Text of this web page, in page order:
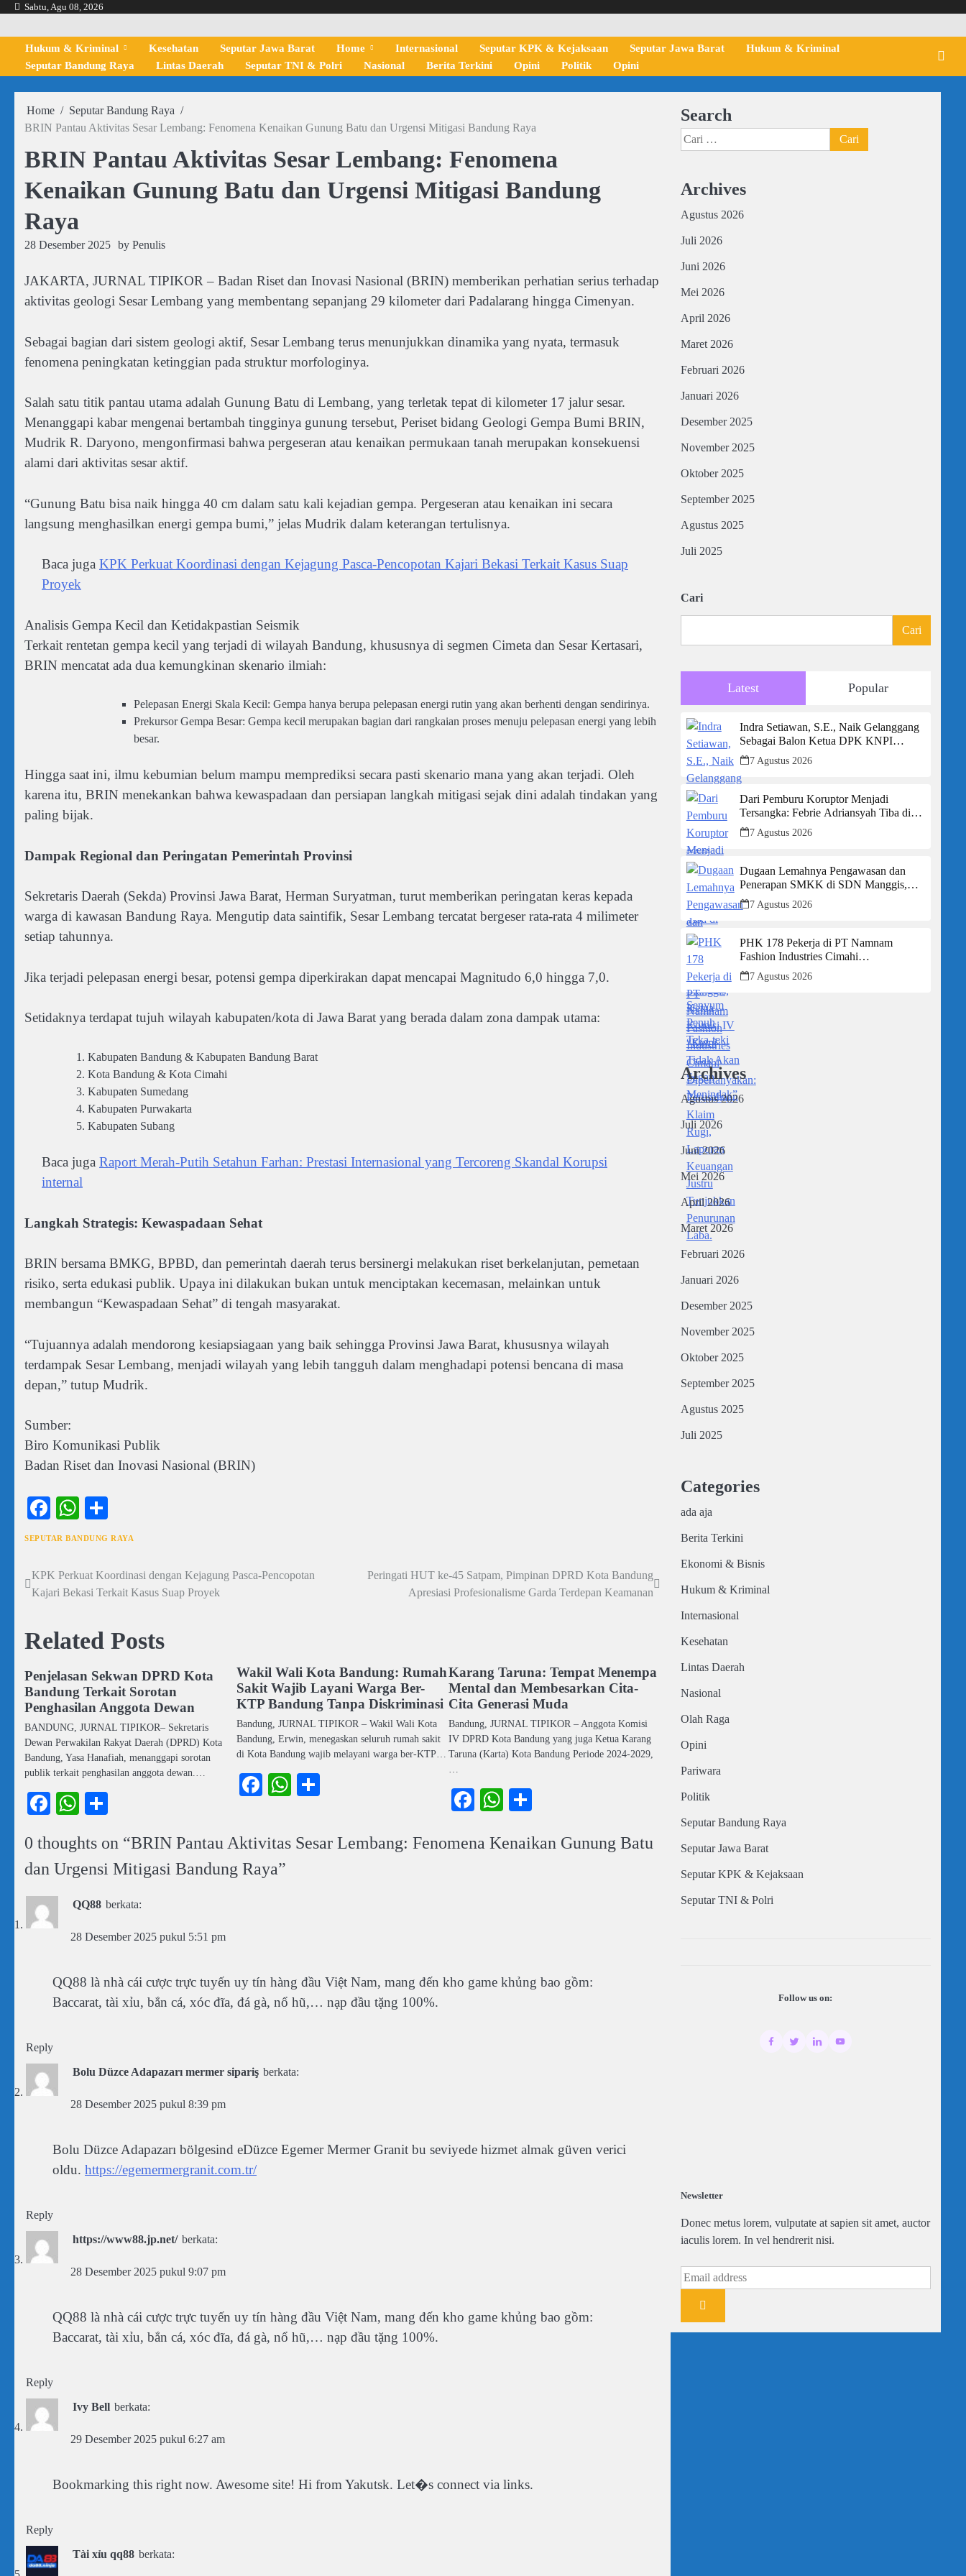
Skip
content
Sabtu, Agu 08, 2026
Hukum & Kriminal Kesehatan Seputar Jawa Barat Home Internasional Seputar KPK & Kejaksaan Seputar Jawa Barat
Hukum & Kriminal
Seputar Bandung Raya
Lintas Daerah Seputar TNI & Polri Nasional Berita Terkini Opini Politik Opini
Home
Seputar Bandung Raya
BRIN Pantau Aktivitas Sesar Lembang: Fenomena Kenaikan Gunung Batu dan Urgensi Mitigasi Bandung Raya
BRIN Pantau Aktivitas Sesar Lembang: Fenomena
Kenaikan Gunung Batu dan Urgensi Mitigasi Bandung
Raya
28 Desember 2025 by Penulis
JAKARTA, JURNAL TIPIKOR – Badan Riset dan Inovasi Nasional (BRIN) memberikan perhatian serius terhadap
aktivitas geologi Sesar Lembang yang membentang sepanjang 29 kilometer dari Padalarang hingga Cimenyan.
Sebagai bagian dari sistem geologi aktif, Sesar Lembang terus menunjukkan dinamika yang nyata, termasuk
fenomena peningkatan ketinggian pada struktur morfologinya.
Salah satu titik pantau utama adalah Gunung Batu di Lembang, yang terletak tepat di kilometer 17 jalur sesar.
Menanggapi kabar mengenai bertambah tingginya gunung tersebut, Periset bidang Geologi Gempa Bumi BRIN,
Mudrik R. Daryono, mengonfirmasi bahwa pergeseran atau kenaikan permukaan tanah merupakan konsekuensi
alami dari aktivitas sesar aktif.
“Gunung Batu bisa naik hingga 40 cm dalam satu kali kejadian gempa. Pergeseran atau kenaikan ini secara
langsung menghasilkan energi gempa bumi,” jelas Mudrik dalam keterangan tertulisnya.
Baca juga KPK Perkuat Koordinasi dengan Kejagung Pasca-Pencopotan Kajari Bekasi Terkait Kasus Suap
Proyek
Analisis Gempa Kecil dan Ketidakpastian Seismik
Terkait rentetan gempa kecil yang terjadi di wilayah Bandung, khususnya di segmen Cimeta dan Sesar Kertasari,
BRIN mencatat ada dua kemungkinan skenario ilmiah:
Pelepasan Energi Skala Kecil: Gempa hanya berupa pelepasan energi rutin yang akan berhenti dengan sendirinya.
Prekursor Gempa Besar: Gempa kecil merupakan bagian dari rangkaian proses menuju pelepasan energi yang lebih
besar.
Hingga saat ini, ilmu kebumian belum mampu memprediksi secara pasti skenario mana yang akan terjadi. Oleh
karena itu, BRIN menekankan bahwa kewaspadaan dan persiapan langkah mitigasi sejak dini adalah tindakan yang
paling bijak.
Dampak Regional dan Peringatan Pemerintah Provinsi
Sekretaris Daerah (Sekda) Provinsi Jawa Barat, Herman Suryatman, turut memberikan peringatan keras kepada
warga di kawasan Bandung Raya. Mengutip data saintifik, Sesar Lembang tercatat bergeser rata-rata 4 milimeter
setiap tahunnya.
Jika terjadi pelepasan energi besar, potensi gempa diperkirakan dapat mencapai Magnitudo 6,0 hingga 7,0.
Setidaknya terdapat tujuh wilayah kabupaten/kota di Jawa Barat yang berada dalam zona dampak utama:
Kabupaten Bandung & Kabupaten Bandung Barat
Kota Bandung & Kota Cimahi
Kabupaten Sumedang
Kabupaten Purwakarta
Kabupaten Subang
Baca juga Raport Merah-Putih Setahun Farhan: Prestasi Internasional yang Tercoreng Skandal Korupsi
internal
Langkah Strategis: Kewaspadaan Sehat
BRIN bersama BMKG, BPBD, dan pemerintah daerah terus bersinergi melakukan riset berkelanjutan, pemetaan
risiko, serta edukasi publik. Upaya ini dilakukan bukan untuk menciptakan kecemasan, melainkan untuk
membangun “Kewaspadaan Sehat” di tengah masyarakat.
“Tujuannya adalah mendorong kesiapsiagaan yang baik sehingga Provinsi Jawa Barat, khususnya wilayah
terdampak Sesar Lembang, menjadi wilayah yang lebih tangguh dalam menghadapi potensi bencana di masa
depan,” tutup Mudrik.
Sumber:
Biro Komunikasi Publik
Badan Riset dan Inovasi Nasional (BRIN)
Facebook
WhatsApp
SEPUTAR BANDUNG RAYA
Navigasi
pos
KPK Perkuat Koordinasi dengan Kejagung Pasca-Pencopotan
Kajari Bekasi Terkait Kasus Suap Proyek
Peringati HUT ke-45 Satpam, Pimpinan DPRD Kota Bandung
Apresiasi Profesionalisme Garda Terdepan Keamanan
Related Posts
Penjelasan Sekwan DPRD Kota
Bandung Terkait Sorotan
Penghasilan Anggota Dewan
BANDUNG, JURNAL TIPIKOR– Sekretaris
Dewan Perwakilan Rakyat Daerah (DPRD) Kota
Bandung, Yasa Hanafiah, menanggapi sorotan
publik terkait penghasilan anggota dewan.…
Facebook
WhatsApp
Wakil Wali Kota Bandung: Rumah
Sakit Wajib Layani Warga Ber-
KTP Bandung Tanpa Diskriminasi
Bandung, JURNAL TIPIKOR – Wakil Wali Kota
Bandung, Erwin, menegaskan seluruh rumah sakit
di Kota Bandung wajib melayani warga ber-KTP…
Facebook
WhatsApp
Karang Taruna: Tempat Menempa
Mental dan Membesarkan Cita-
Cita Generasi Muda
Bandung, JURNAL TIPIKOR – Anggota Komisi
IV DPRD Kota Bandung yang juga Ketua Karang
Taruna (Karta) Kota Bandung Periode 2024-2029,
Facebook
WhatsApp
0 thoughts on “BRIN Pantau Aktivitas Sesar Lembang: Fenomena Kenaikan Gunung Batu
dan Urgensi Mitigasi Bandung Raya”
QQ88 berkata:
28 Desember 2025 pukul 5:51 pm
QQ88 là nhà cái cược trực tuyến uy tín hàng đầu Việt Nam, mang đến kho game khủng bao gồm:
Baccarat, tài xỉu, bắn cá, xóc đĩa, đá gà, nổ hũ,… nạp đầu tặng 100%.
Reply
Bolu Düzce Adapazarı mermer sipariş berkata:
28 Desember 2025 pukul 8:39 pm
Bolu Düzce Adapazarı bölgesind eDüzce Egemer Mermer Granit bu seviyede hizmet almak güven verici
oldu. https://egemermergranit.com.tr/
Reply
https://www88.jp.net/ berkata:
28 Desember 2025 pukul 9:07 pm
QQ88 là nhà cái cược trực tuyến uy tín hàng đầu Việt Nam, mang đến kho game khủng bao gồm:
Baccarat, tài xỉu, bắn cá, xóc đĩa, đá gà, nổ hũ,… nạp đầu tặng 100%.
Reply
Ivy Bell berkata:
29 Desember 2025 pukul 6:27 am
Bookmarking this right now. Awesome site! Hi from Yakutsk. Let�s connect via links.
Reply
Tài xỉu qq88 berkata:
Search
Cari
untuk:
Archives
Agustus 2026
Juli 2026
Juni 2026
Mei 2026
April 2026
Maret 2026
Februari 2026
Januari 2026
Desember 2025
November 2025
Oktober 2025
September 2025
Agustus 2025
Juli 2025
Cari
Cari
Latest Popular
Indra Setiawan, S.E., Naik Gelanggang
Sebagai Balon Ketua DPK KNPI
Kecamatan Ciambar
7 Agustus 2026
Dari Pemburu Koruptor Menjadi
Tersangka: Febrie Adriansyah Tiba di
Kejagung Berborgol, Bawa Map Biru
dan Senyum Penuh Teka-teki
7 Agustus 2026
Dugaan Lemahnya Pengawasan dan
Penerapan SMKK di SDN Manggis,
Ketua Komisi IV “Kami Tidak Akan
Segan Menindak”
7 Agustus 2026
PHK 178 Pekerja di PT Namnam
Fashion Industries Cimahi
Dipertanyakan: Perusahaan Klaim Rugi,
Laporan Keuangan Justru Tunjukkan
7 Agustus 2026
Archives
Agustus 2026
Juli 2026
Juni 2026
Mei 2026
April 2026
Maret 2026
Februari 2026
Januari 2026
Desember 2025
November 2025
Oktober 2025
September 2025
Agustus 2025
Juli 2025
Categories
ada aja
Berita Terkini
Ekonomi & Bisnis
Hukum & Kriminal
Internasional
Kesehatan
Lintas Daerah
Nasional
Olah Raga
Opini
Pariwara
Politik
Seputar Bandung Raya
Seputar Jawa Barat
Seputar KPK & Kejaksaan
Seputar TNI & Polri
Follow us on:
Newsletter
Donec metus lorem, vulputate at sapien sit amet, auctor
iaculis lorem. In vel hendrerit nisi.